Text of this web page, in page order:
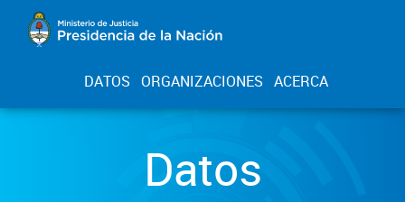
DATOS ORGANIZACIONES ACERCA
Datos